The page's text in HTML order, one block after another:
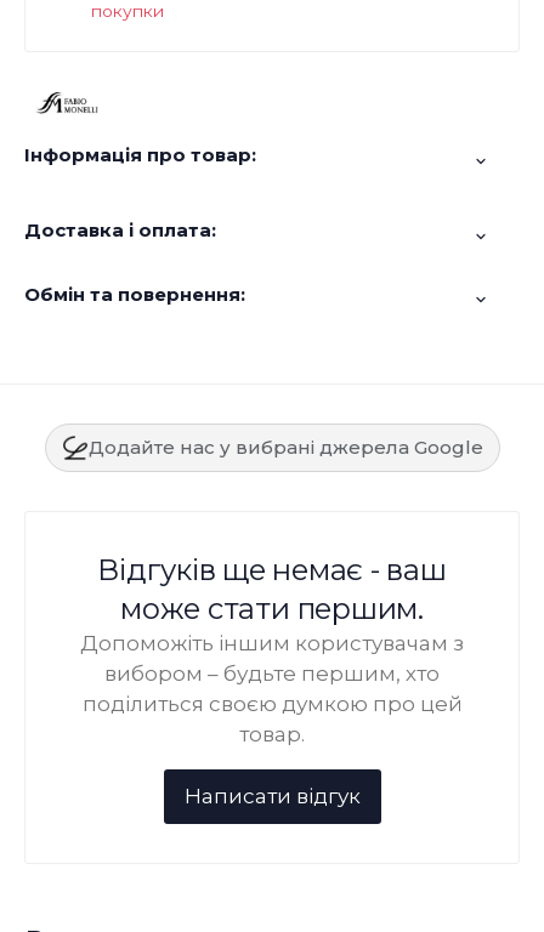
покупки
Інформація про товар:
Доставка і оплата:
Обмін та повернення:
Додайте нас у вибрані джерела Google
Відгуків ще немає - ваш
може стати першим.
Допоможіть іншим користувачам з
вибором – будьте першим, хто
поділиться своєю думкою про цей
товар.